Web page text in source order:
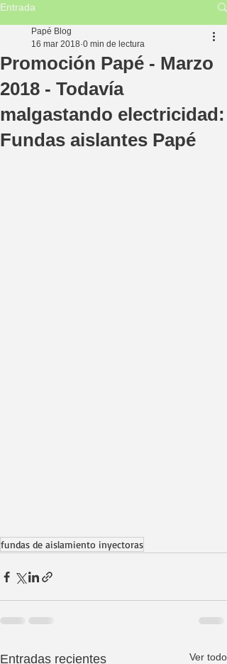
Entrada
Promoción Papé - Marzo
2018 - Todavía
malgastando electricidad:
Fundas aislantes Papé
Papé Blog
16 mar 2018 0 min de lectura
fundas de aislamiento inyectoras
Entradas recientes Ver todo